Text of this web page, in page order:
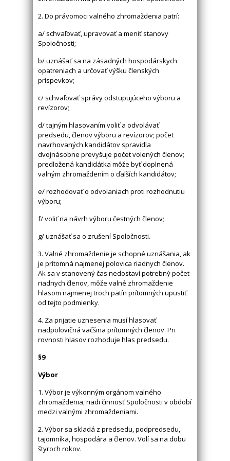
2. Do právomoci valného zhromaždenia patrí:
a/ schvaľovať, upravovať a meniť stanovy
Spoločnosti;
b/ uznášať sa na zásadných hospodárskych
opatreniach a určovať výšku členských
príspevkov;
c/ schvaľovať správy odstupujúceho výboru a
revízorov;
d/ tajným hlasovaním voliť a odvolávať
predsedu, členov výboru a revízorov; počet
navrhovaných kandidátov spravidla
dvojnásobne prevyšuje počet volených členov;
predložená kandidátka môže byť doplnená
valným zhromaždením o ďalších kandidátov;
e/ rozhodovať o odvolaniach proti rozhodnutiu
výboru;
f/ voliť na návrh výboru čestných členov;
g/ uznášať sa o zrušení Spoločnosti.
3. Valné zhromaždenie je schopné uznášania, ak
je prítomná najmenej polovica riadnych členov.
Ak sa v stanovený čas nedostaví potrebný počet
riadnych členov, môže valné zhromaždenie
hlasom najmenej troch pätín prítomných upustiť
od tejto podmienky.
4. Za prijatie uznesenia musí hlasovať
nadpolovičná väčšina prítomných členov. Pri
rovnosti hlasov rozhoduje hlas predsedu.
§9
Výbor
1. Výbor je výkonným orgánom valného
zhromaždenia, riadi činnosť Spoločnosti v období
medzi valnými zhromaždeniami.
2. Výbor sa skladá z predsedu, podpredsedu,
tajomníka, hospodára a členov. Volí sa na dobu
štyroch rokov.